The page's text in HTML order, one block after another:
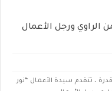
الراوي ورجل الأعمال
، تتقدم سيدة الأعمال “نور